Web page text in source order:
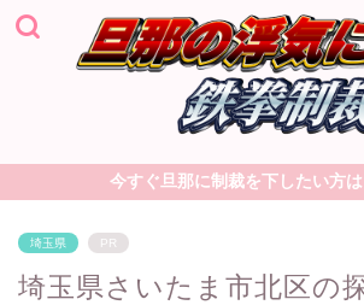
今すぐ旦那に制裁を下したい方は
埼玉県 PR
埼玉県さいたま市北区の